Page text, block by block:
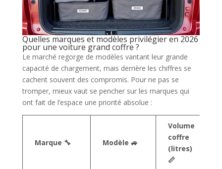
Quelles marques et modèles privilégier en 2026
pour une voiture grand coffre ?
Le marché regorge de modèles vantant leur grande
capacité de chargement, mais derrière les chiffres se
cachent souvent des compromis. Pour ne pas se
tromper, mieux vaut se pencher sur les marques qui
ont fait de l’espace une priorité absolue :
Marque 🔧 Modèle 🚙
Volume
coffre
(litres)
📏